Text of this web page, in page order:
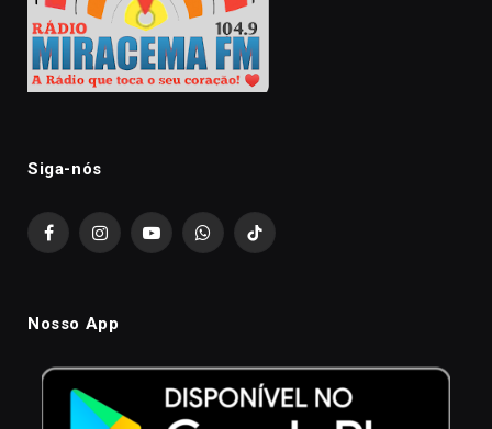
Siga-nós
FacebookInstagramYouTubeWhatsAppTikTok
Nosso App